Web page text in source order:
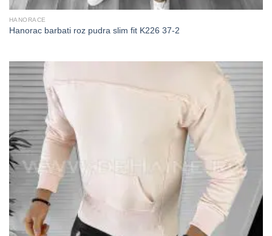
HANORACE
Hanorac barbati roz pudra slim fit K226 37-2